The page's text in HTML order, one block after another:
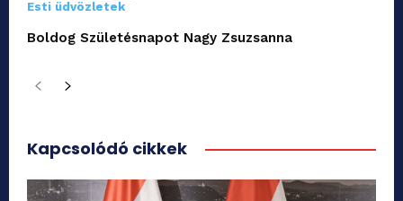
Esti üdvözletek
Boldog Születésnapot Nagy Zsuzsanna
Kapcsolódó cikkek